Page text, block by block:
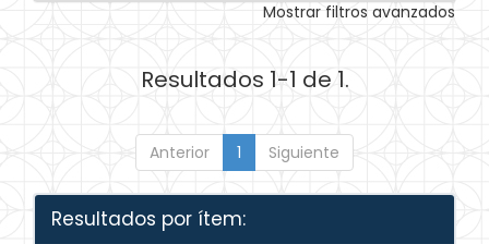
Mostrar filtros avanzados
Resultados 1-1 de 1.
Anterior 1 Siguiente
Resultados por ítem: